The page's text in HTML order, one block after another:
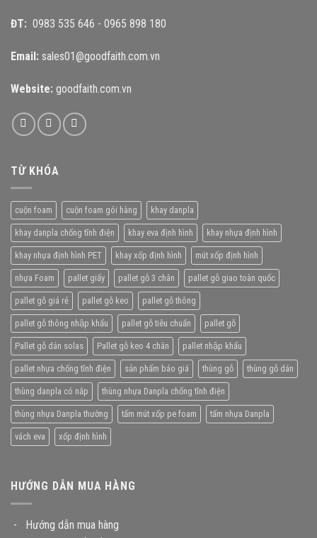
ĐT: 0983 535 646 - 0965 898 180
Email: sales01@goodfaith.com.vn
Website: goodfaith.com.vn
TỪ KHÓA
cuộn foam cuộn foam gói hàng khay danpla
khay danpla chống tĩnh điện khay eva định hình khay nhựa định hình
khay nhựa định hình PET khay xốp định hình mút xốp định hình
nhựa Foam pallet giấy pallet gỗ 3 chân pallet gỗ giao toàn quốc
pallet gỗ giá rẻ pallet gỗ keo pallet gỗ thông
pallet gỗ thông nhập khẩu pallet gỗ tiêu chuẩn pallet gỗ
Pallet gỗ dán solas Pallet gỗ keo 4 chân pallet nhập khẩu
pallet nhựa chống tĩnh điện sản phẩm báo giá thùng gỗ thùng gỗ dán
thùng danpla có nắp thùng nhựa Danpla chống tĩnh điện
thùng nhựa Danpla thường tấm mút xốp pe foam tấm nhựa Danpla
vách eva xốp định hình
HƯỚNG DẪN MUA HÀNG
- Hướng dẫn mua hàng